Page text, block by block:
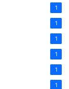
1
1
1
1
1
1